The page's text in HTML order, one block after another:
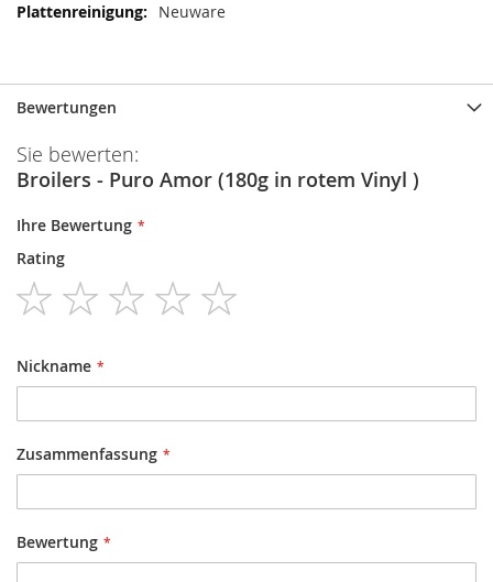
Neuware
Bewertungen
Sie bewerten:
Broilers - Puro Amor (180g in rotem Vinyl )
Ihre Bewertung
Rating
1
star
2
stars
3
stars
4
stars
Nickname
Zusammenfassung
Bewertung